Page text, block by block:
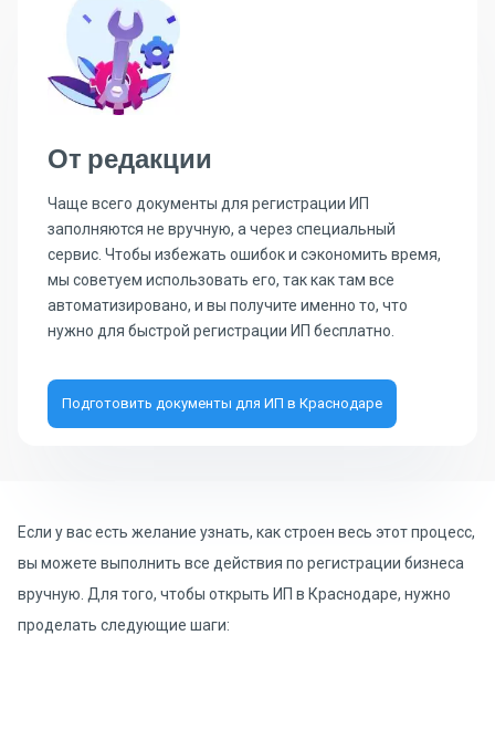
От редакции
Чаще всего документы для регистрации ИП
заполняются не вручную, а через специальный
сервис. Чтобы избежать ошибок и сэкономить время,
мы советуем использовать его, так как там все
автоматизировано, и вы получите именно то, что
нужно для быстрой регистрации ИП бесплатно.
Подготовить документы для ИП в Краснодаре
Если у вас есть желание узнать, как строен весь этот процесс,
вы можете выполнить все действия по регистрации бизнеса
вручную. Для того, чтобы открыть ИП в Краснодаре, нужно
проделать следующие шаги: